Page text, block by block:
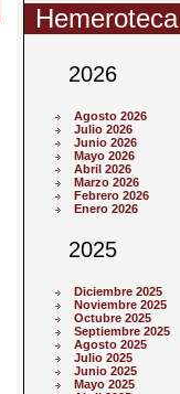
Hemeroteca
2026
Agosto 2026
Julio 2026
Junio 2026
Mayo 2026
Abril 2026
Marzo 2026
Febrero 2026
Enero 2026
2025
Diciembre 2025
Noviembre 2025
Octubre 2025
Septiembre 2025
Agosto 2025
Julio 2025
Junio 2025
Mayo 2025